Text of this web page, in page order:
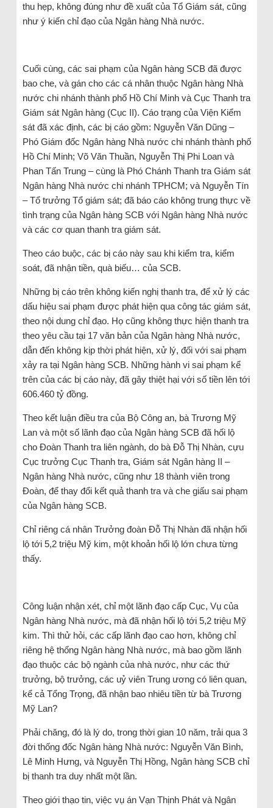
thu hẹp, không đúng như đề xuất của Tổ Giám sát, cũng
như ý kiến chỉ đạo của Ngân hàng Nhà nước.
Cuối cùng, các sai phạm của Ngân hàng SCB đã được
bao che, và gán cho các cá nhân thuộc Ngân hàng Nhà
nước chi nhánh thành phố Hồ Chí Minh và Cục Thanh tra
Giám sát Ngân hàng (Cục II). Cáo trạng của Viện Kiểm
sát đã xác định, các bị cáo gồm: Nguyễn Văn Dũng –
Phó Giám đốc Ngân hàng Nhà nước chi nhánh thành phố
Hồ Chí Minh; Võ Văn Thuần, Nguyễn Thị Phi Loan và
Phan Tấn Trung – cùng là Phó Chánh Thanh tra Giám sát
Ngân hàng Nhà nước chi nhánh TPHCM; và Nguyễn Tín
– Tổ trưởng Tổ giám sát; đã báo cáo không trung thực về
tình trạng của Ngân hàng SCB với Ngân hàng Nhà nước
và các cơ quan thanh tra giám sát.
Theo cáo buộc, các bị cáo này sau khi kiểm tra, kiểm
soát, đã nhận tiền, quà biếu… của SCB.
Những bị cáo trên không kiến nghị thanh tra, để xử lý các
dấu hiệu sai phạm được phát hiện qua công tác giám sát,
theo nội dung chỉ đạo. Họ cũng không thực hiện thanh tra
theo yêu cầu tại 17 văn bản của Ngân hàng Nhà nước,
dẫn đến không kịp thời phát hiện, xử lý, đối với sai phạm
xảy ra tại Ngân hàng SCB. Những hành vi sai phạm kể
trên của các bị cáo này, đã gây thiệt hại với số tiền lên tới
606.460 tỷ đồng.
Theo kết luận điều tra của Bộ Công an, bà Trương Mỹ
Lan và một số lãnh đạo của Ngân hàng SCB đã hối lộ
cho Đoàn Thanh tra liên ngành, do bà Đỗ Thị Nhàn, cựu
Cục trưởng Cục Thanh tra, Giám sát Ngân hàng II –
Ngân hàng Nhà nước, cũng như 18 thành viên trong
Đoàn, để thay đổi kết quả thanh tra và che giấu sai phạm
của Ngân hàng SCB.
Chỉ riêng cá nhân Trưởng đoàn Đỗ Thị Nhàn đã nhận hối
lộ tới 5,2 triệu Mỹ kim, một khoản hối lộ lớn chưa từng
thấy.
Công luận nhận xét, chỉ một lãnh đạo cấp Cục, Vụ của
Ngân hàng Nhà nước, mà đã nhận hối lộ tới 5,2 triệu Mỹ
kim. Thì thử hỏi, các cấp lãnh đạo cao hơn, không chỉ
riêng hệ thống Ngân hàng Nhà nước, mà bao gồm lãnh
đạo thuộc các bộ ngành của nhà nước, như các thứ
trưởng, bộ trưởng, các uỷ viên Trung ương có liên quan,
kể cả Tổng Trọng, đã nhận bao nhiêu tiền từ bà Trương
Mỹ Lan?
Phải chăng, đó là lý do, trong thời gian 10 năm, trải qua 3
đời thống đốc Ngân hàng Nhà nước: Nguyễn Văn Bình,
Lê Minh Hưng, và Nguyễn Thị Hồng, Ngân hàng SCB chỉ
bị thanh tra duy nhất một lần.
Theo giới thạo tin, việc vụ án Vạn Thịnh Phát và Ngân